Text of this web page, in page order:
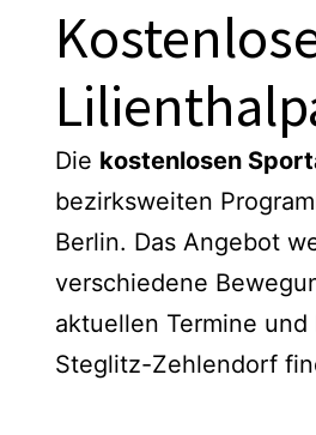
Die kostenlosen
bezirksweiten
Berlin. Das Angebot
verschiedene
aktuellen Termine
Steglitz-Zehlendorf